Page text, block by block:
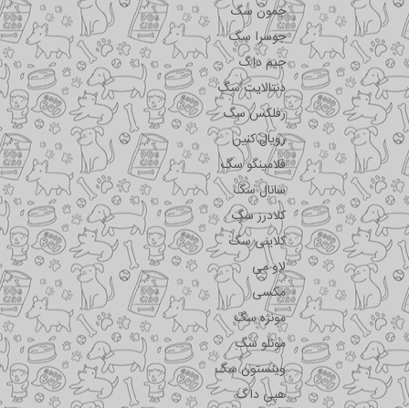
جمون سگ
جوسرا سگ
جیم داگ
دنتالایت سگ
رفلکس سگ
رویال کنین
فلامینگو سگ
سانال سگ
کلادرز سگ
کلاینی سگ
لاو می
مکسی
مونژه سگ
مونلو سگ
وینستون سگ
هپی داگ